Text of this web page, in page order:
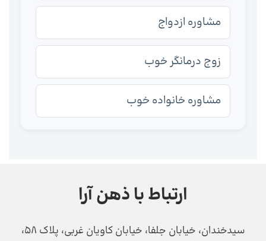
مشاوره ازدواج
زوج درمانگر خوب
مشاوره خانواده خوب
ارتباط با ذهن آرا
سیدخندان، خیابان جلفا، خیابان کاویان غربی، پلاک 58،